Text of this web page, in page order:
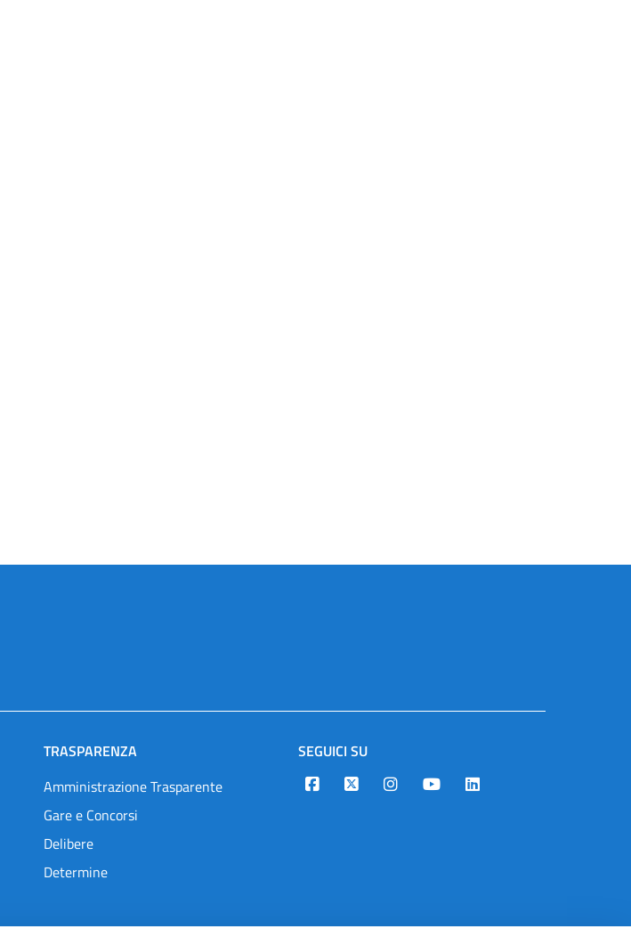
TRASPARENZA
Amministrazione Trasparente
Gare e Concorsi
Delibere
Determine
SEGUICI SU
Designers Italia
TwitterInstagramYoutubeLinkedin